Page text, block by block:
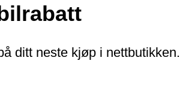
ditt neste kjøp i nettbutikken.